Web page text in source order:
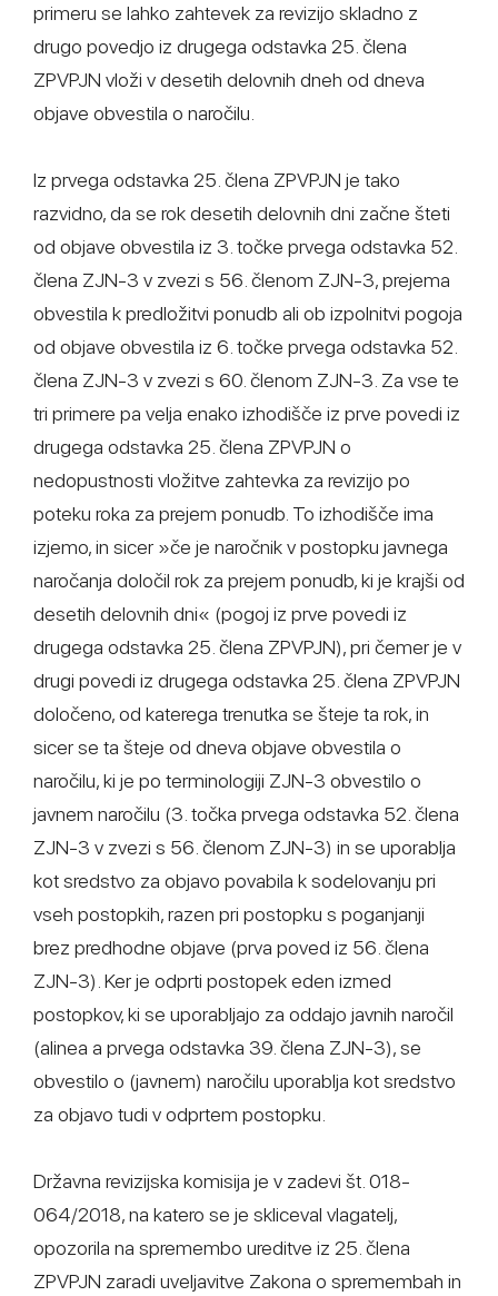
primeru se lahko zahtevek za revizijo skladno z
drugo povedjo iz drugega odstavka 25. člena
ZPVPJN vloži v desetih delovnih dneh od dneva
objave obvestila o naročilu.
Iz prvega odstavka 25. člena ZPVPJN je tako
razvidno, da se rok desetih delovnih dni začne šteti
od objave obvestila iz 3. točke prvega odstavka 52.
člena ZJN-3 v zvezi s 56. členom ZJN-3, prejema
obvestila k predložitvi ponudb ali ob izpolnitvi pogoja
od objave obvestila iz 6. točke prvega odstavka 52.
člena ZJN-3 v zvezi s 60. členom ZJN-3. Za vse te
tri primere pa velja enako izhodišče iz prve povedi iz
drugega odstavka 25. člena ZPVPJN o
nedopustnosti vložitve zahtevka za revizijo po
poteku roka za prejem ponudb. To izhodišče ima
izjemo, in sicer »če je naročnik v postopku javnega
naročanja določil rok za prejem ponudb, ki je krajši od
desetih delovnih dni« (pogoj iz prve povedi iz
drugega odstavka 25. člena ZPVPJN), pri čemer je v
drugi povedi iz drugega odstavka 25. člena ZPVPJN
določeno, od katerega trenutka se šteje ta rok, in
sicer se ta šteje od dneva objave obvestila o
naročilu, ki je po terminologiji ZJN-3 obvestilo o
javnem naročilu (3. točka prvega odstavka 52. člena
ZJN-3 v zvezi s 56. členom ZJN-3) in se uporablja
kot sredstvo za objavo povabila k sodelovanju pri
vseh postopkih, razen pri postopku s poganjanji
brez predhodne objave (prva poved iz 56. člena
ZJN-3). Ker je odprti postopek eden izmed
postopkov, ki se uporabljajo za oddajo javnih naročil
(alinea a prvega odstavka 39. člena ZJN-3), se
obvestilo o (javnem) naročilu uporablja kot sredstvo
za objavo tudi v odprtem postopku.
Državna revizijska komisija je v zadevi št. 018-
064/2018, na katero se je skliceval vlagatelj,
opozorila na spremembo ureditve iz 25. člena
ZPVPJN zaradi uveljavitve Zakona o spremembah in